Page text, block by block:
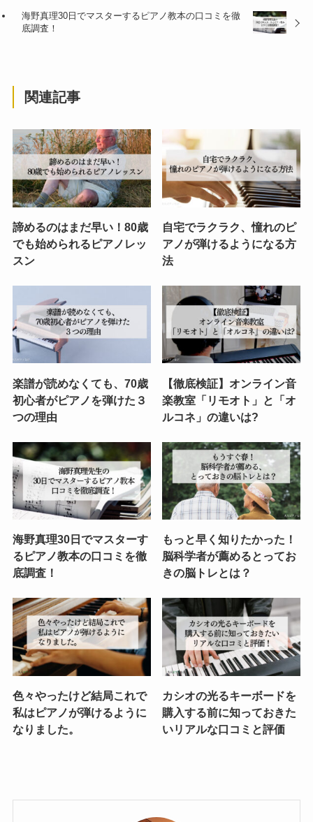
海野真理30日でマスターするピアノ教本の口コミを徹
底調査！
関連記事
諦めるのはまだ早い！80歳
でも始められるピアノレッ
スン
自宅でラクラク、憧れのピ
アノが弾けるようになる方
法
楽譜が読めなくても、70歳
初心者がピアノを弾けた３
つの理由
【徹底検証】オンライン音
楽教室「リモオト」と「オ
ルコネ」の違いは?
海野真理30日でマスターす
るピアノ教本の口コミを徹
底調査！
もっと早く知りたかった！
脳科学者が薦めるとってお
きの脳トレとは？
色々やったけど結局これで
私はピアノが弾けるように
なりました。
カシオの光るキーボードを
購入する前に知っておきた
いリアルな口コミと評価